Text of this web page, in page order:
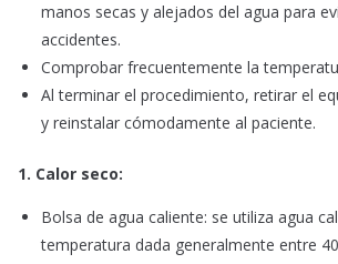
manos secas y alejados del agua para
accidentes.
Comprobar frecuentemente la
Al terminar el procedimiento, retirar el
y reinstalar cómodamente al paciente.
1. Calor seco:
Bolsa de agua caliente: se utiliza agua
temperatura dada generalmente entre